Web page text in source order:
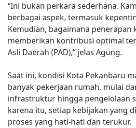
“Ini bukan perkara sederhana.
berbagai aspek, termasuk
Kemudian, bagaimana penerapan
memberikan kontribusi optimal
Asli Daerah (PAD),” jelas Agung.
Saat ini, kondisi Kota Pekanbaru
banyak pekerjaan rumah, mulai
infrastruktur hingga pengelolaan
karena itu, setiap kebijakan yang
proses yang hati-hati dan terukur.